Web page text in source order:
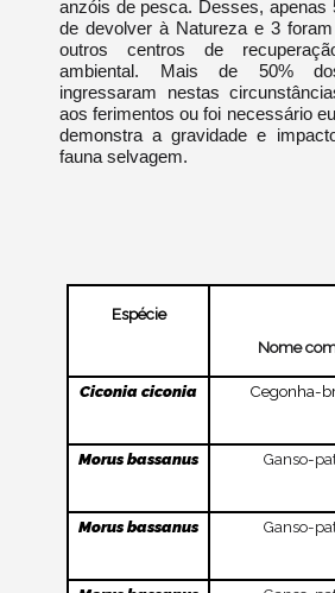
anzóis de pesca. Desses, apenas
de devolver à Natureza e 3
outros centros de
ambiental. Mais de 50%
ingressaram nestas
aos ferimentos ou foi necessário
demonstra a gravidade e
fauna selvagem.
Espécie
Nome
Ciconia ciconia Cegonha-
Morus bassanus Ganso-
Morus bassanus Ganso-